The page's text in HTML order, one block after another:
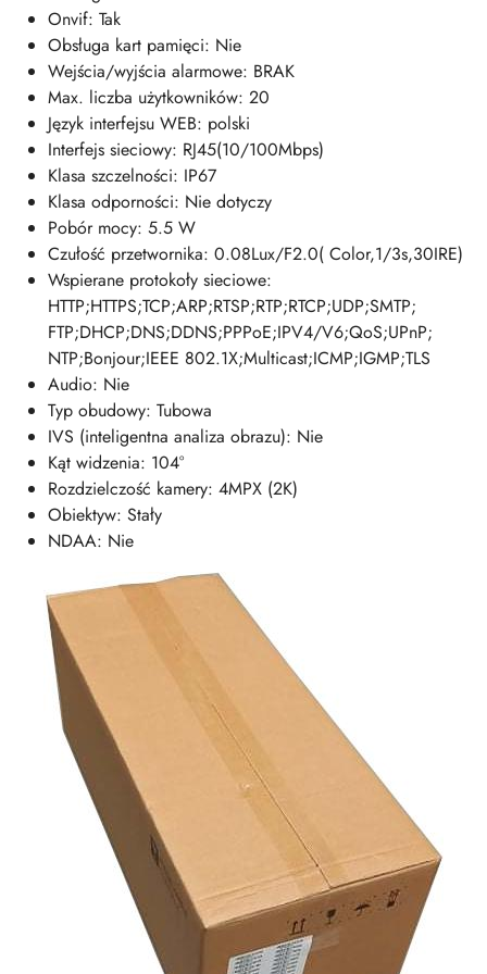
Onvif: Tak
Obsługa kart pamięci: Nie
Wejścia/wyjścia alarmowe: BRAK
Max. liczba użytkowników: 20
Język interfejsu WEB: polski
Interfejs sieciowy: RJ45(10/100Mbps)
Klasa szczelności: IP67
Klasa odporności: Nie dotyczy
Pobór mocy: 5.5 W
Czułość przetwornika: 0.08Lux/F2.0( Color,1/3s,30IRE)
Wspierane protokoły sieciowe:
HTTP;HTTPS;TCP;ARP;RTSP;RTP;RTCP;UDP;SMTP;
FTP;DHCP;DNS;DDNS;PPPoE;IPV4/V6;QoS;UPnP;
NTP;Bonjour;IEEE 802.1X;Multicast;ICMP;IGMP;TLS
Audio: Nie
Typ obudowy: Tubowa
IVS (inteligentna analiza obrazu): Nie
Kąt widzenia: 104°
Rozdzielczość kamery: 4MPX (2K)
Obiektyw: Stały
NDAA: Nie